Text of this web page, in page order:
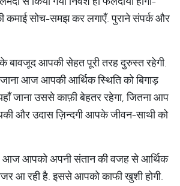
कमाई सोच-समझ कर लगाएँ. पुराने संपर्क और
बावजूद आपकी सेहत पूरी तरह दुरुस्त रहेगी.
जाना आज आपकी आर्थिक स्थिति को बिगाड़
जाना उससे काफ़ी बेहतर रहेगा, जितना आप
और उदास ज़िन्दगी आपके जीवन-साथी को
आज आपको अपनी संतान की वजह से आर्थिक
आ रही है. इससे आपको काफी खुशी होगी.